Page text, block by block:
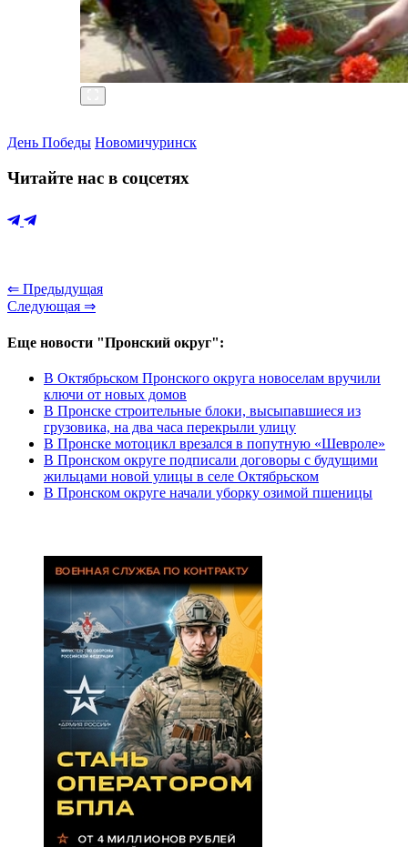
День Победы Новомичуринск
Читайте нас в соцсетях
⇐ Предыдущая
Следующая ⇒
Еще новости "Пронский округ":
В Октябрьском Пронского округа новоселам вручили
ключи от новых домов
В Пронске строительные блоки, высыпавшиеся из
грузовика, на два часа перекрыли улицу
В Пронске мотоцикл врезался в попутную «Шевроле»
В Пронском округе подписали договоры с будущими
жильцами новой улицы в селе Октябрьском
В Пронском округе начали уборку озимой пшеницы